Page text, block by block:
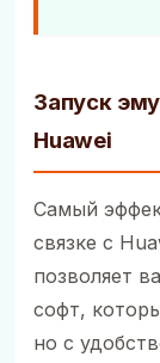
Запуск
Huawei
Самый
связке с
позволяет
софт,
но с